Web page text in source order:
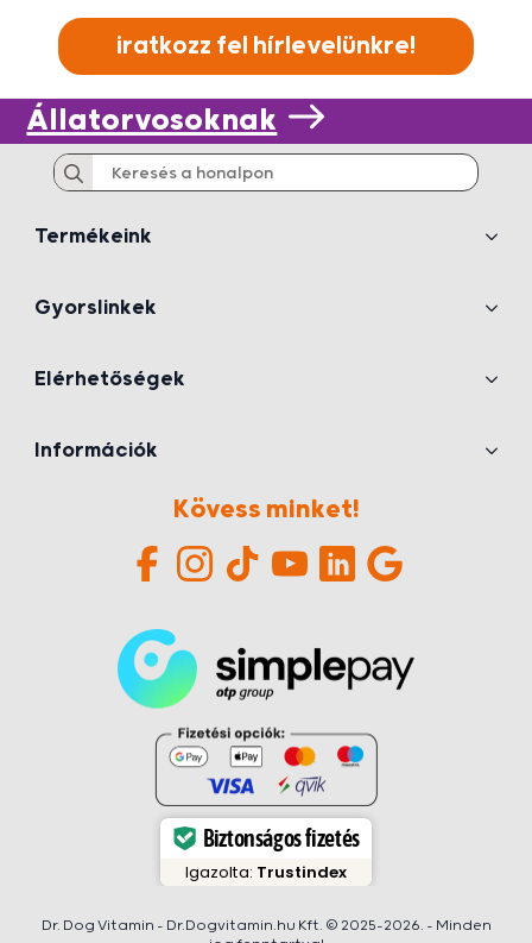
iratkozz fel hírlevelünkre!
Állatorvosoknak
Search
for:
Termékeink
Gyorslinkek
Elérhetőségek
Információk
Kövess minket!
Biztonságos fizetés
Igazolta: Trustindex
Dr. Dog Vitamin – Dr.Dogvitamin.hu Kft. © 2025-2026. – Minden